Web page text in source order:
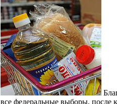
все федеральные выборы, после